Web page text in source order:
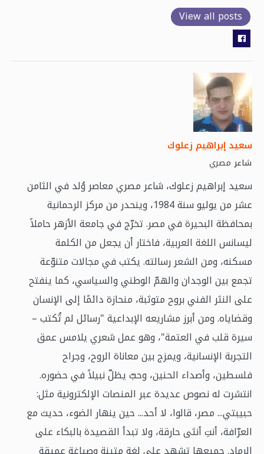
View all posts
سعيد إبراهيم زعلوك
شاعر مصري
سعيد إبراهيم زعلوك، شاعر مصري معاصر وُلد في الثامن
عشر من يوليو سنة 1984، وينحدر من مركز الرحمانية
بمحافظة البحيرة في مصر. تخرّج في جامعة الأزهر حاملاً
ليسانس اللغة العربية، فاختار أن يجعل من الكلمة
مسكنه، ومن الشعر رسالته. يكتب في مجالات متنوّعة
تجمع بين الوجدان والهمّ الوطني والسياسي، كما ينفتح
على النثر الفني بروح متوثبة، منحازة دائمًا إلى الإنسان
وقضاياه. ومن أبرز مشاريعه الإبداعية "رسائل لم تُكتب –
سيرة قلب في العتمة"، وهو عمل شعري يلامس عمق
التجربة الإنسانية، ويمزج بين معاناة الروح، وجراح
فلسطين، وأصداء الحنين، وحبّ يظلّ نبيلاً في حضوره.
انتشرت له نصوص عديدة عبر المنصات الإلكترونية مثل:
حبيبتي... مصر، قالوا، لا أحد... حين ينهار الضوء، حديث مع
العرّافة، أنتِ أنثى حارقة، ولا تبدأ القصيدة بالبكاء على